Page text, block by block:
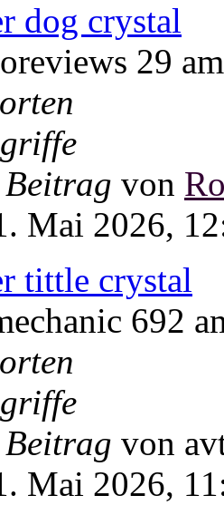
dog crystal
29
von
Mai 2026,
tittle crystal
692
von
Mai 2026,